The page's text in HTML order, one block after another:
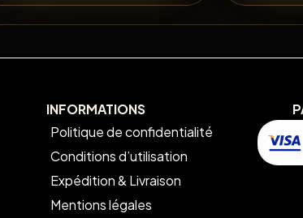
INFORMATIONS
Politique de confidentialité
Conditions d’utilisation
Expédition & Livraison
Mentions légales